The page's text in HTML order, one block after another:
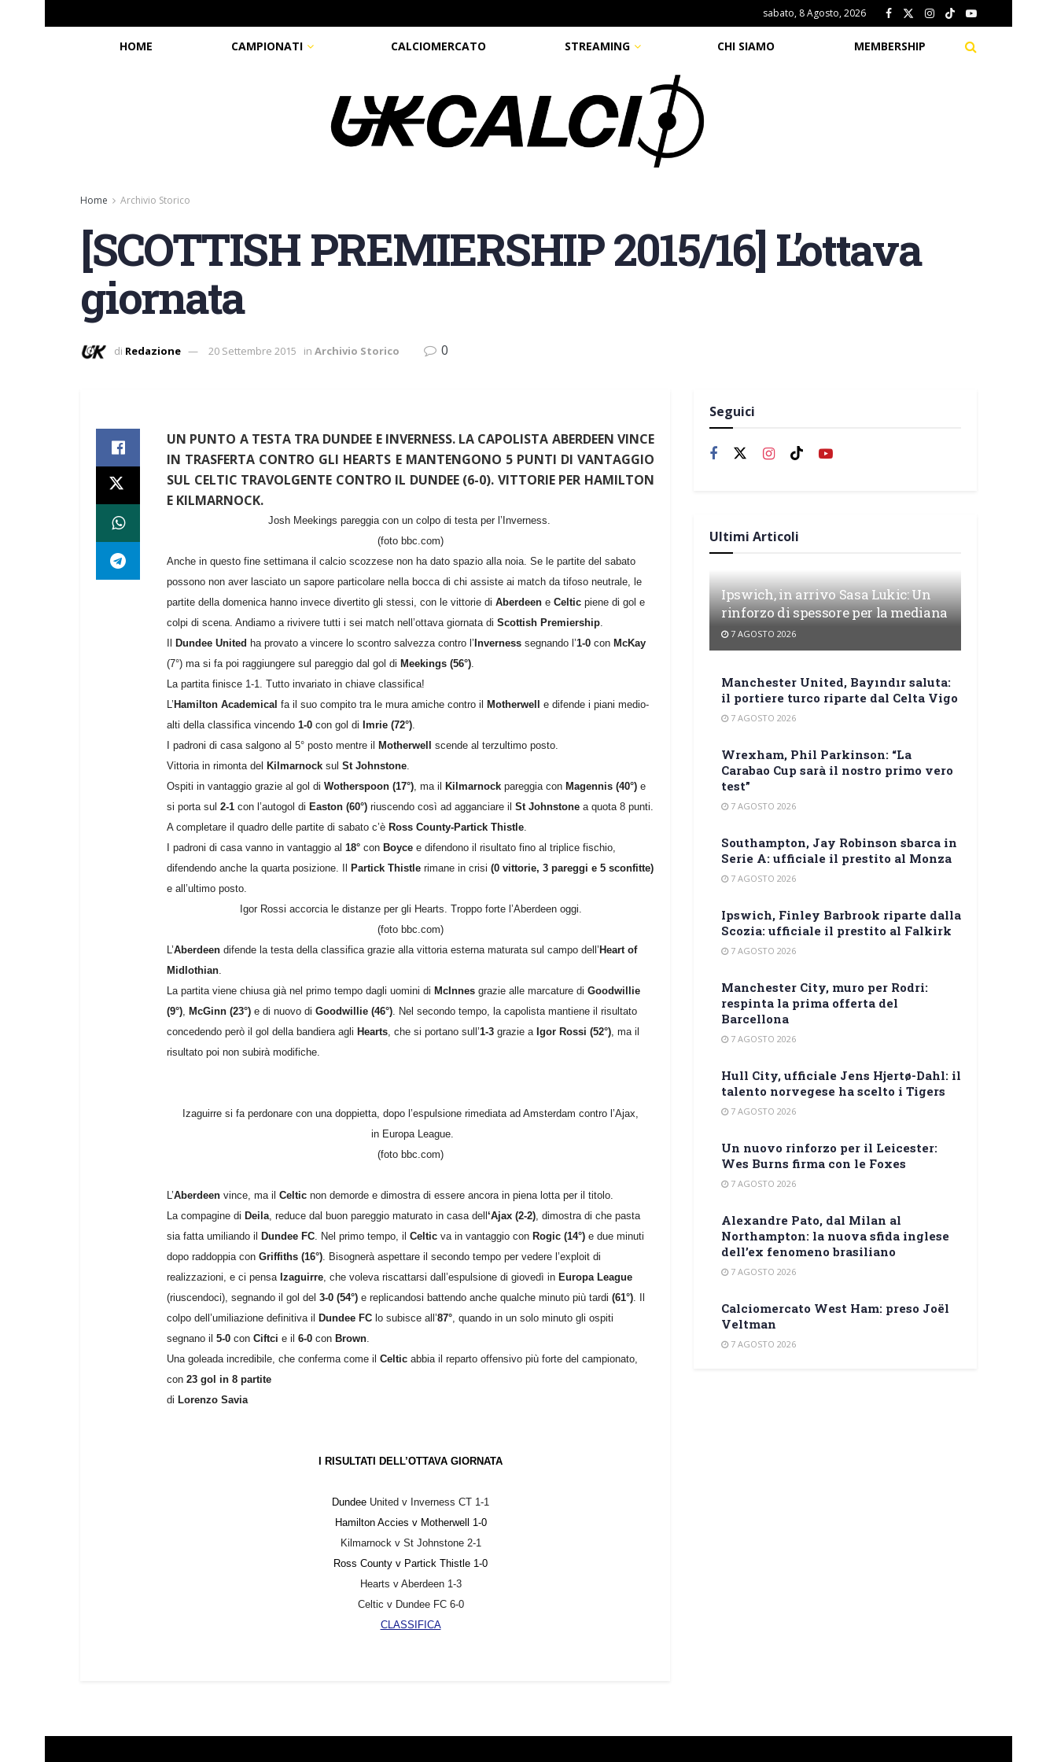
sabato, 8 Agosto, 2026
HOME CAMPIONATI CALCIOMERCATO STREAMING CHI SIAMO MEMBERSHIP
Home Archivio Storico
[SCOTTISH PREMIERSHIP 2015/16] L’ottava
giornata
di Redazione 20 Settembre 2015 in Archivio Storico 0
UN PUNTO A TESTA TRA DUNDEE E INVERNESS. LA CAPOLISTA ABERDEEN VINCE
IN TRASFERTA CONTRO GLI HEARTS E MANTENGONO 5 PUNTI DI VANTAGGIO
SUL CELTIC TRAVOLGENTE CONTRO IL DUNDEE (6-0). VITTORIE PER HAMILTON
E KILMARNOCK.
Josh Meekings pareggia con un colpo di testa per l’Inverness.
(foto bbc.com)
Anche in questo fine settimana il calcio scozzese non ha dato spazio alla noia. Se le partite del sabato
possono non aver lasciato un sapore particolare nella bocca di chi assiste ai match da tifoso neutrale, le
partite della domenica hanno invece divertito gli stessi, con le vittorie di Aberdeen e Celtic piene di gol e
colpi di scena. Andiamo a rivivere tutti i sei match nell’ottava giornata di Scottish Premiership.
Dundee United ha provato a vincere lo scontro salvezza contro l’ Inverness segnando l’1-0 con McKay
(7°) ma si fa poi raggiungere sul pareggio dal gol di Meekings (56°).
La partita finisce 1-1. Tutto invariato in chiave classifica!
L’ Hamilton Academical fa il suo compito tra le mura amiche contro il Motherwell
e difende i piani medio-
alti della classifica vincendo 1-0 con gol di Imrie (72°).
I padroni di casa salgono al 5° posto mentre il
Motherwell scende al terzultimo posto.
Vittoria in rimonta del Kilmarnock sul St Johnstone.
Ospiti in vantaggio grazie al gol di Wotherspoon (17°), ma il Kilmarnock pareggia con Magennis (40°) e
si porta sul 2-1 con l’autogol di Easton (60°) riuscendo così ad agganciare il St Johnstone a quota 8 punti.
A completare il quadro delle partite di sabato c’è Ross County-Partick Thistle.
I padroni di casa vanno in vantaggio al 18° con Boyce e difendono il risultato fino al triplice fischio,
difendendo anche la quarta posizione. Il
Partick Thistle rimane in crisi (0 vittorie, 3 pareggi e 5 sconfitte)
e all’ultimo posto.
Igor Rossi accorcia le distanze per gli Hearts. Troppo forte l’Aberdeen oggi.
(foto bbc.com)
L’Aberdeen difende la testa della classifica grazie alla vittoria esterna maturata sul campo dell’ Heart of
Midlothian.
La partita viene chiusa già nel primo tempo dagli uomini di McInnes grazie alle marcature di Goodwillie
(9°), McGinn (23°) e di nuovo di Goodwillie (46°). Nel secondo tempo, la capolista mantiene il risultato
concedendo però il gol della bandiera agli Hearts, che si portano sull’1-3 grazie aIgor Rossi (52°), ma il
risultato poi non subirà modifiche.
Izaguirre si fa perdonare con una doppietta, dopo l’espulsione rimediata ad Amsterdam contro l’Ajax,
in Europa League.
(foto bbc.com)
L’Aberdeen vince, ma il Celtic non demorde e dimostra di essere ancora in piena lotta per il titolo.
La compagine di Deila, reduce dal buon pareggio maturato in casa dell ‘Ajax (2-2), dimostra di che pasta
sia fatta umiliando il
Dundee FC. Nel primo tempo, il Celtic va in vantaggio con Rogic (14°) e due minuti
dopo raddoppia con Griffiths (16°). Bisognerà aspettare il secondo tempo per vedere l’exploit di
realizzazioni, e ci pensaIzaguirre, che voleva riscattarsi dall’espulsione di giovedì in Europa League
(riuscendoci), segnando il gol del 3-0 (54°) e replicandosi battendo anche qualche minuto più tardi (61°).
colpo dell’umiliazione definitiva il
Dundee FC lo subisce all’87°, quando in un solo minuto gli ospiti
segnano il 5-0 con Ciftci e il 6-0 con Brown.
Una goleada incredibile, che conferma come il Celtic abbia il reparto offensivo più forte del campionato,
con 23 gol in 8 partite
di Lorenzo Savia
I RISULTATI DELL’OTTAVA GIORNATA
Dundee United v Inverness CT 1-1
Hamilton Accies v Motherwell 1-0
Kilmarnock v St Johnstone 2-1
Ross County v Partick Thistle 1-0
Hearts v Aberdeen 1-3
Celtic v Dundee FC 6-0
CLASSIFICA
Seguici
Ultimi Articoli
Ipswich, in arrivo Sasa Lukic: Un
rinforzo di spessore per la mediana
7 AGOSTO 2026
Manchester United, Bayındır saluta:
il portiere turco riparte dal Celta Vigo
7 AGOSTO 2026
Wrexham, Phil Parkinson: “La
Carabao Cup sarà il nostro primo vero
test”
7 AGOSTO 2026
Southampton, Jay Robinson sbarca in
Serie A: ufficiale il prestito al Monza
7 AGOSTO 2026
Ipswich, Finley Barbrook riparte dalla
Scozia: ufficiale il prestito al Falkirk
7 AGOSTO 2026
Manchester City, muro per Rodri:
respinta la prima offerta del
Barcellona
7 AGOSTO 2026
Hull City, ufficiale Jens Hjertø-Dahl: il
talento norvegese ha scelto i Tigers
7 AGOSTO 2026
Un nuovo rinforzo per il Leicester:
Wes Burns firma con le Foxes
7 AGOSTO 2026
Alexandre Pato, dal Milan al
Northampton: la nuova sfida inglese
dell’ex fenomeno brasiliano
7 AGOSTO 2026
Calciomercato West Ham: preso Joël
Veltman
7 AGOSTO 2026